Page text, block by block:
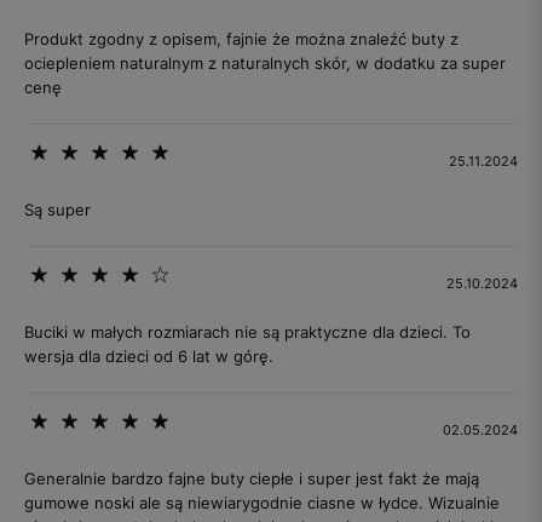
Produkt zgodny z opisem, fajnie że można znaleźć buty z
ociepleniem naturalnym z naturalnych skór, w dodatku za super
cenę
25.11.2024
Są super
25.10.2024
Buciki w małych rozmiarach nie są praktyczne dla dzieci. To
wersja dla dzieci od 6 lat w górę.
02.05.2024
Generalnie bardzo fajne buty ciepłe i super jest fakt że mają
gumowe noski ale są niewiarygodnie ciasne w łydce. Wizualnie